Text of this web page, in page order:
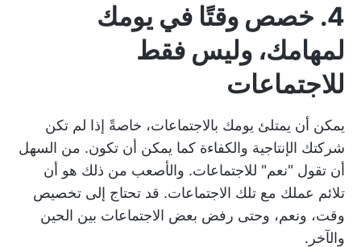
4. خصص وقتًا في يومك
لمهامك، وليس فقط
للاجتماعات
يمكن أن يمتلئ يومك بالاجتماعات، خاصةً إذا لم تكن
شركتك الإنتاجية والكفاءة كما يمكن أن تكون. من السهل
أن تقول "نعم" للاجتماعات. والأصعب من ذلك هو أن
تلائم عملك مع تلك الاجتماعات. قد تحتاج إلى تخصيص
وقت، ونعم، وحتى رفض بعض الاجتماعات بين الحين
والآخر.